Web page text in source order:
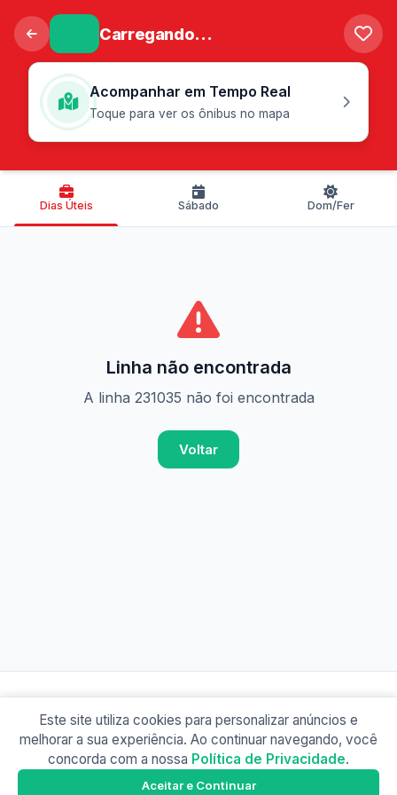
Carregando...
Acompanhar em Tempo Real
Toque para ver os ônibus no mapa
Dias Úteis Sábado Dom/Fer
Linha não encontrada
A linha 231035 não foi encontrada
Voltar
© 2026 Busão BR
Sobre Contato Política de Privacidade
Este site utiliza cookies para personalizar anúncios e
melhorar a sua experiência. Ao continuar navegando, você
concorda com a nossa Política de Privacidade.
Aceitar e Continuar